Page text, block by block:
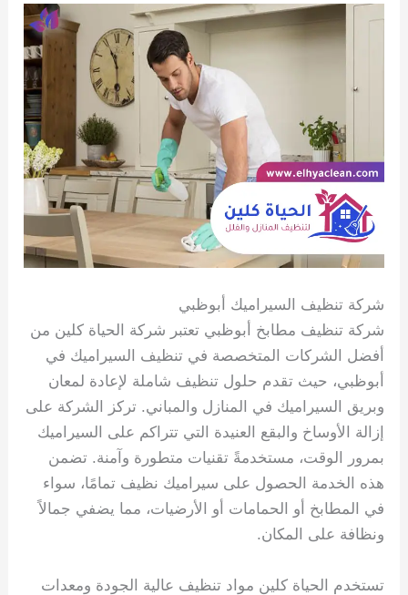
شركة تنظيف السيراميك أبوظبي
شركة تنظيف مطابخ أبوظبي تعتبر شركة الحياة كلين من
أفضل الشركات المتخصصة في تنظيف السيراميك في
أبوظبي، حيث تقدم حلول تنظيف شاملة لإعادة لمعان
وبريق السيراميك في المنازل والمباني. تركز الشركة على
إزالة الأوساخ والبقع العنيدة التي تتراكم على السيراميك
بمرور الوقت، مستخدمةً تقنيات متطورة وآمنة. تضمن
هذه الخدمة الحصول على سيراميك نظيف تمامًا، سواء
في المطابخ أو الحمامات أو الأرضيات، مما يضفي جمالاً
ونظافة على المكان.
تستخدم الحياة كلين مواد تنظيف عالية الجودة ومعدات